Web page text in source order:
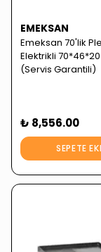
EMEKSAN
Emeksan 70'lik
Elektrikli
(Servis Garantili)
₺ 8,556.00
SEPETE